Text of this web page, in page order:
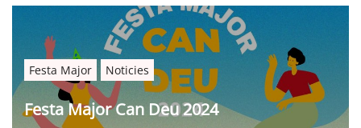
Festa Major Noticies
Festa Major Can Deu 2024